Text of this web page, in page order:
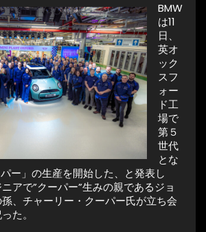
BMW
は11
日、
英オ
ック
スフ
ォー
ド工
場で
第５
世代
とな
ー」の生産を開始した、と発表し
アで”クーパー”生みの親であるジョ
、チャーリー・クーパー氏が立ち会
た。